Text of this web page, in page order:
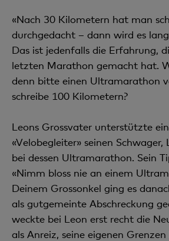
«Nach 30 Kilometern hat man
durchgedacht – dann wird es
Das ist jedenfalls die Erfahrung,
letzten Marathon gemacht hat.
denn bitte einen Ultramarathon
schreibe 100 Kilometern?
Leons Grossvater unterstützte
«Velobegleiter» seinen Schwager,
bei dessen Ultramarathon. Sein
«Nimm bloss nie an einem
Deinem Grossonkel ging es
als gutgemeinte Abschreckung
weckte bei Leon erst recht die
als Anreiz, seine eigenen